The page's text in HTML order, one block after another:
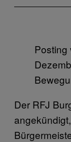
Posting
Der RFJ